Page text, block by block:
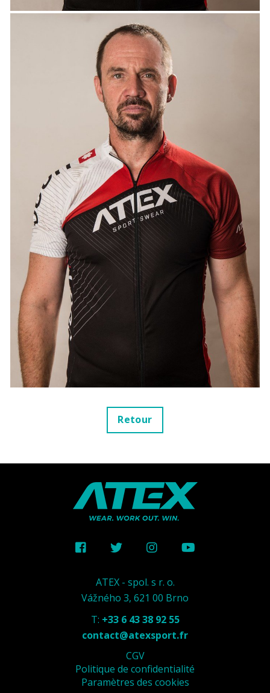
Retour
ATEX - spol. s r. o.
Vážného 3, 621 00 Brno
T: +33 6 43 38 92 55
contact@atexsport.fr
CGV
Politique de confidentialité
Paramètres des cookies